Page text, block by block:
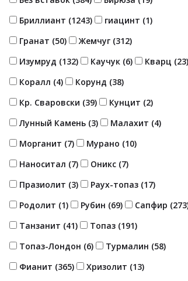
Бриллиант (1243) гиацинт (1)
Гранат (50) Жемчуг (312)
Изумруд (132) Каучук (6) Кварц (23)
Коралл (4) Корунд (38)
Кр. Сваровски (39) Кунцит (2)
Лунный Камень (3) Малахит (4)
Морганит (7) Мурано (10)
Наноситал (7) Оникс (7)
Празиолит (3) Раух-топаз (17)
Родолит (1) Рубин (69) Сапфир (273
Танзанит (41) Топаз (191)
Топаз-Лондон (6) Турмалин (58)
Фианит (365) Хризолит (13)